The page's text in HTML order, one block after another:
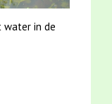
water in de